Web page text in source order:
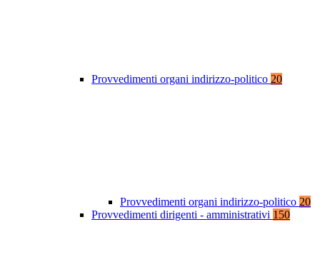
Provvedimenti organi indirizzo-politico 20
Provvedimenti organi indirizzo-politico 20
Provvedimenti dirigenti - amministrativi 150